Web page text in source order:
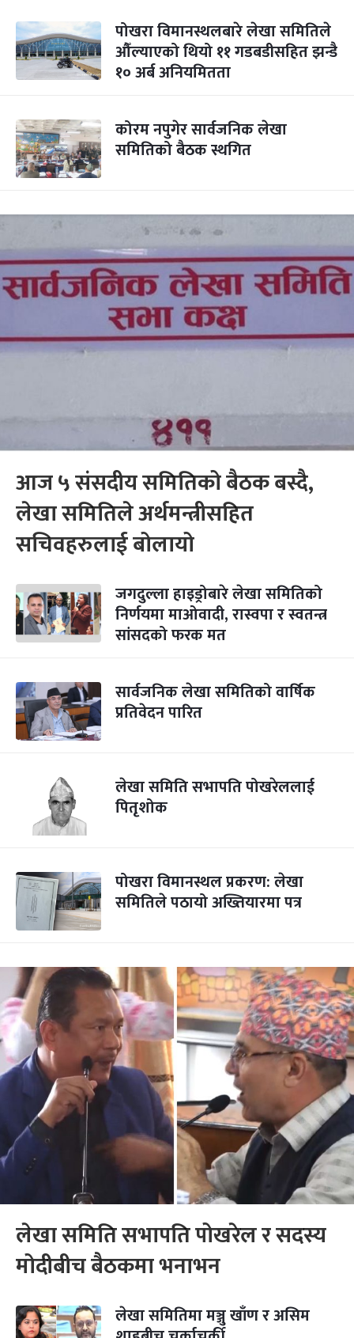
पोखरा विमानस्थलबारे लेखा समितिले
औँल्याएको थियो ११ गडबडीसहित झन्डै
१० अर्ब अनियमितता
कोरम नपुगेर सार्वजनिक लेखा
समितिको बैठक स्थगित
आज ५ संसदीय समितिको बैठक बस्दै,
लेखा समितिले अर्थमन्त्रीसहित
सचिवहरुलाई बोलायो
जगदुल्ला हाइड्रोबारे लेखा समितिको
निर्णयमा माओवादी, रास्वपा र स्वतन्त्र
सांसदको फरक मत
सार्वजनिक लेखा समितिको वार्षिक
प्रतिवेदन पारित
लेखा समिति सभापति पोखरेललाई
पितृशोक
पोखरा विमानस्थल प्रकरण: लेखा
समितिले पठायो अख्तियारमा पत्र
लेखा समिति सभापति पोखरेल र सदस्य
मोदीबीच बैठकमा भनाभन
लेखा समितिमा मञ्जु खाँण र असिम